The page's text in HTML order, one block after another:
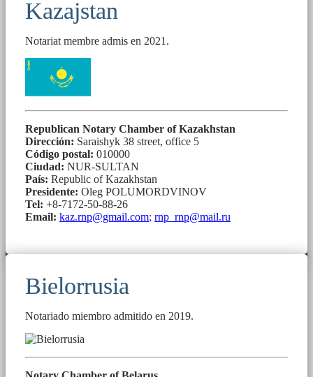
Kazajstan
Notariat membre admis en 2021.
Republican Notary Chamber of Kazakhstan
Dirección: Saraishyk 38 street, office 5
Código postal: 010000
Ciudad: NUR-SULTAN
País: Republic of Kazakhstan
Presidente: Oleg POLUMORDVINOV
Tel: +8-7172-50-88-26
Email: kaz.rnp@gmail.com; rnp_rnp@mail.ru
Bielorrusia
Notariado miembro admitido en 2019.